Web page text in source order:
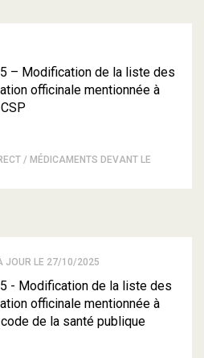
– Modification de la liste des
officinale mentionnée à
/ MÉDICAMENTS DEVANT LE
JOUR LE 27/10/2025
- Modification de la liste des
officinale mentionnée à
de la santé publique